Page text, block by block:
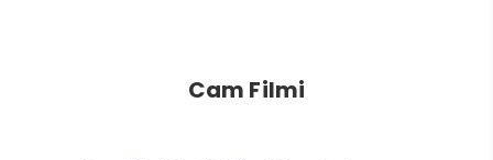
Cam Filmi